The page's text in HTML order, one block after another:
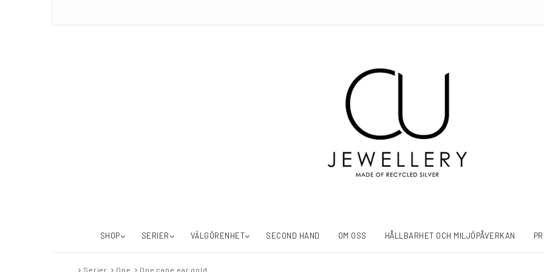
SHOP SERIER VÄLGÖRENHET SECOND HAND OM OSS HÅLLBARHET OCH MILJÖPÅVERKAN
Serier One One cane ear gold